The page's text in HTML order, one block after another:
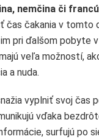
nemčina či
čas čakania v tomto
pri ďalšom pobyte
veľa možností,
a nuda.
vyplniť svoj čas
vďaka
surfujú po